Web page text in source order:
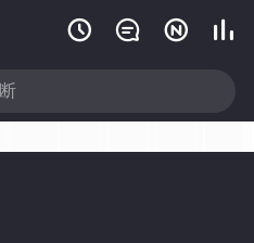
   